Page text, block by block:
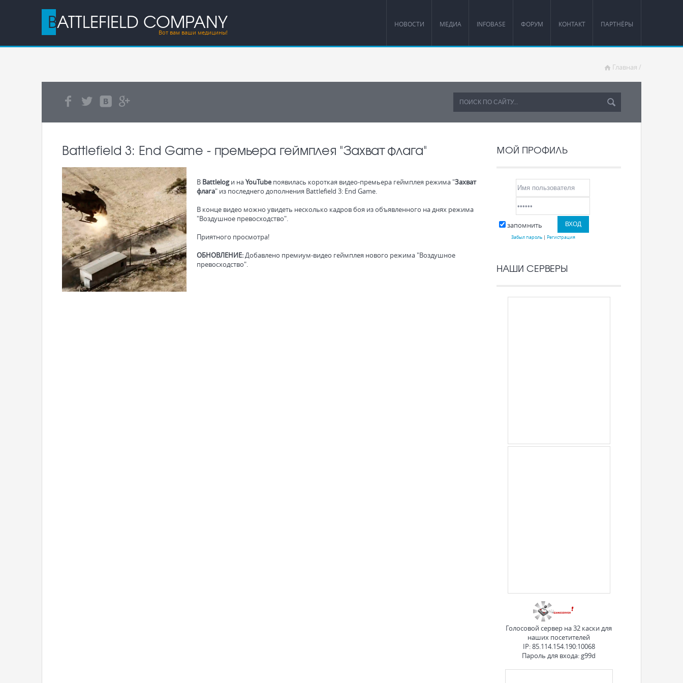
BATTLEFIELD COMPANY
Вот вам ваши медицины!
НОВОСТИ МЕДИА INFOBASE ФОРУМ КОНТАКТ ПАРТНЁРЫ
Главная /
Battlefield 3: End Game - премьера геймплея "Захват флага"
В Battlelogи наYouTubeпоявилась короткая видео-премьера геймплея режима "Захват
флага" из последнего дополнения Battlefield 3: End Game.
В конце видео можно увидеть несколько кадров боя из объявленного на днях режима
"Воздушное превосходство".
Приятного просмотра!
ОБНОВЛЕНИЕ:Добавлено премиум-видео геймплея нового режима "Воздушное
превосходство".
МОЙ ПРОФИЛЬ
запомнить
Забыл пароль| Регистрация
НАШИ СЕРВЕРЫ
Голосовой сервер на 32 каски для
наших посетителей
IP: 85.114.154.190:10068
Пароль для входа: g99d